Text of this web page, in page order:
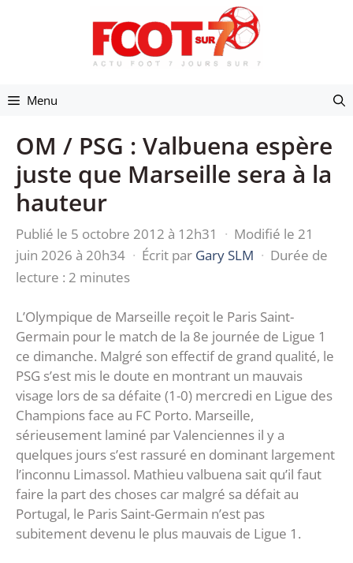
Menu
OM / PSG : Valbuena espère
juste que Marseille sera à la
hauteur
Publié le 5 octobre 2012 à 12h31 · Modifié le 21
juin 2026 à 20h34 · Écrit par Gary SLM · Durée de
lecture : 2 minutes
L’Olympique de Marseille reçoit le Paris Saint-
Germain pour le match de la 8e journée de Ligue 1
ce dimanche. Malgré son effectif de grand qualité, le
PSG s’est mis le doute en montrant un mauvais
visage lors de sa défaite (1-0) mercredi en Ligue des
Champions face au FC Porto. Marseille,
sérieusement laminé par Valenciennes il y a
quelques jours s’est rassuré en dominant largement
l’inconnu Limassol. Mathieu valbuena sait qu’il faut
faire la part des choses car malgré sa défait au
Portugal, le Paris Saint-Germain n’est pas
subitement devenu le plus mauvais de Ligue 1.